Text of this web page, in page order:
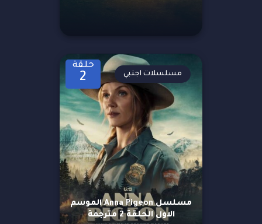
حلقة
2
مسلسل Anna Pigeon الموسم
الاول الحلقة 2 مترجمة
مسلسلات اجنبي